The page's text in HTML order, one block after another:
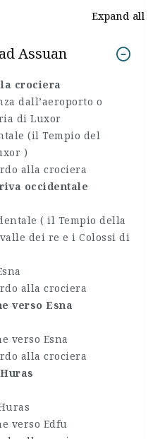
Expand all
Assuan
crociera
dall’aeroporto o
di Luxor
(il Tempio del
)
alla crociera
occidentale
( il Tempio della
dei re e i Colossi di
alla crociera
verso Esna
verso Esna
alla crociera
verso Edfu